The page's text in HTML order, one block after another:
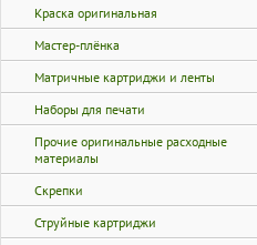
Краска оригинальная
Мастер-плёнка
Матричные картриджи и ленты
Наборы для печати
Прочие оригинальные расходные
материалы
Скрепки
Струйные картриджи